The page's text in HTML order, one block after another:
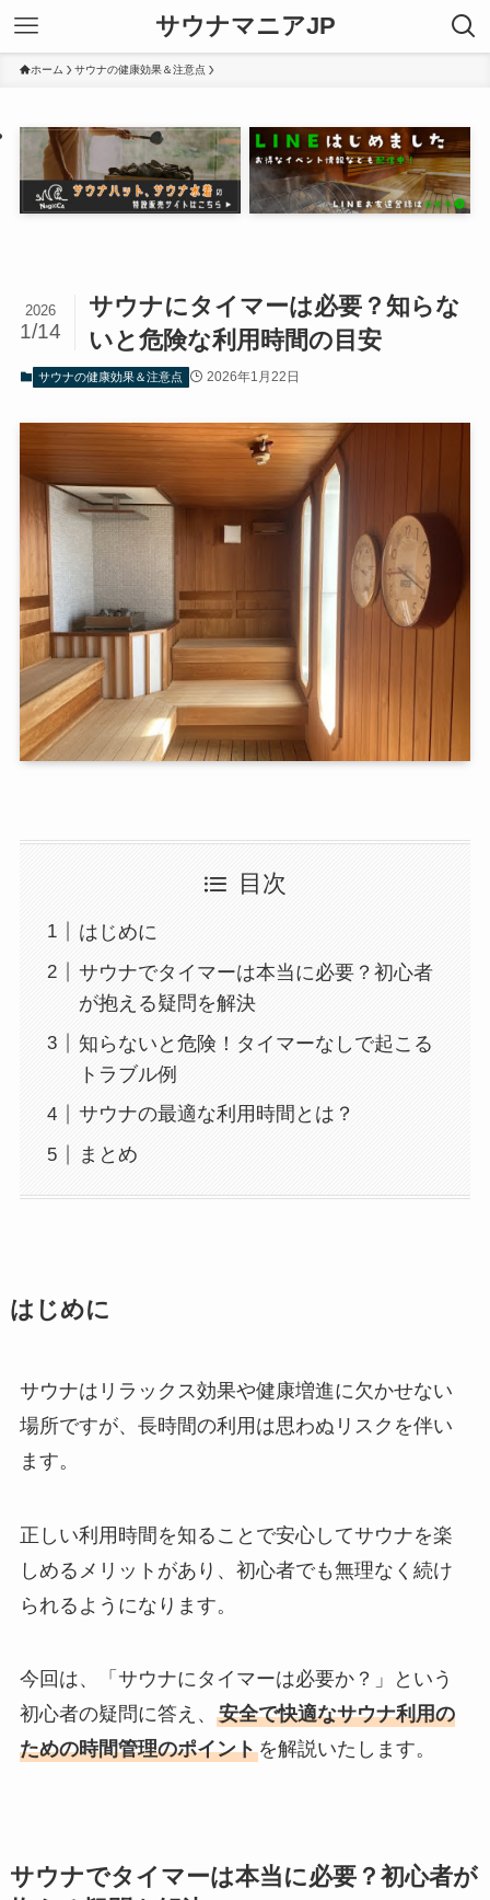
サウナマニアJP
ホーム サウナの健康効果＆注意点
サウナにタイマーは必要？知らな
いと危険な利用時間の目安
2026
1/14
サウナの健康効果＆注意点 2026年1月22日
目次
はじめに
サウナでタイマーは本当に必要？初心者
が抱える疑問を解決
知らないと危険！タイマーなしで起こる
トラブル例
サウナの最適な利用時間とは？
まとめ
はじめに
サウナはリラックス効果や健康増進に欠かせない
場所ですが、長時間の利用は思わぬリスクを伴い
ます。
正しい利用時間を知ることで安心してサウナを楽
しめるメリットがあり、初心者でも無理なく続け
られるようになります。
今回は、「サウナにタイマーは必要か？」という
初心者の疑問に答え、 安全で快適なサウナ利用の
ための時間管理のポイントを解説いたします。
サウナでタイマーは本当に必要？初心者が